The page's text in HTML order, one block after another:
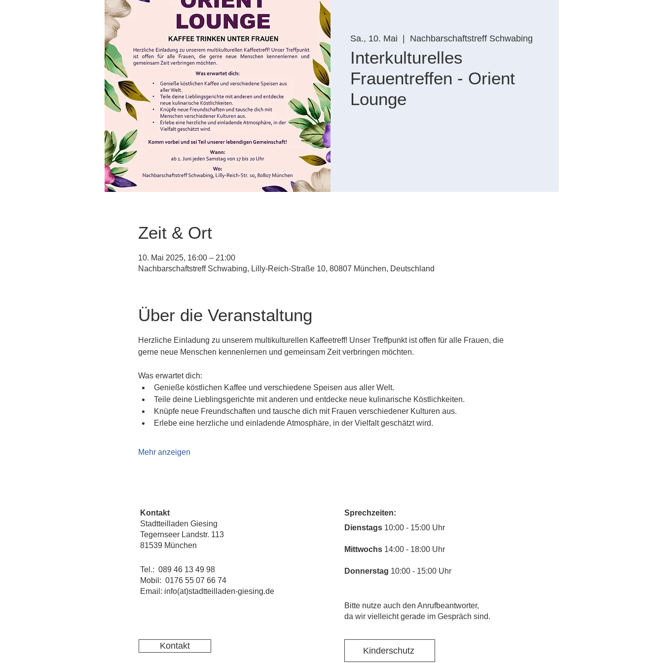
Sa., 10. Mai Nachbarschaftstreff Schwabing
Interkulturelles
Frauentreffen - Orient
Lounge
Zeit & Ort
10. Mai 2025, 16:00 – 21:00
Nachbarschaftstreff Schwabing, Lilly-Reich-Straße 10, 80807 München, Deutschland
Über die Veranstaltung
Herzliche Einladung zu unserem multikulturellen Kaffeetreff! Unser Treffpunkt ist offen für alle Frauen, die
gerne neue Menschen kennenlernen und gemeinsam Zeit verbringen möchten.
Was erwartet dich:
Genieße köstlichen Kaffee und verschiedene Speisen aus aller Welt.
Teile deine Lieblingsgerichte mit anderen und entdecke neue kulinarische Köstlichkeiten.
Knüpfe neue Freundschaften und tausche dich mit Frauen verschiedener Kulturen aus.
Erlebe eine herzliche und einladende Atmosphäre, in der Vielfalt geschätzt wird.
Mehr anzeigen
Kontakt
Stadtteilladen Giesing
Tegernseer Landstr. 113
81539 München
Tel.: 089 46 13 49 98
Mobil: 0176 55 07 66 74
Email: info(at)stadtteilladen-giesing.de
Kontakt
Sprechzeiten:
​Dienstags 10:00 - 15:00 Uhr
Mittwochs 14:00 - 18:00 Uhr
Donnerstag 10:00 - 15:00 Uhr
​Bitte nutze auch den Anrufbeantworter,
da wir vielleicht gerade im Gespräch sind.
Kinderschutz